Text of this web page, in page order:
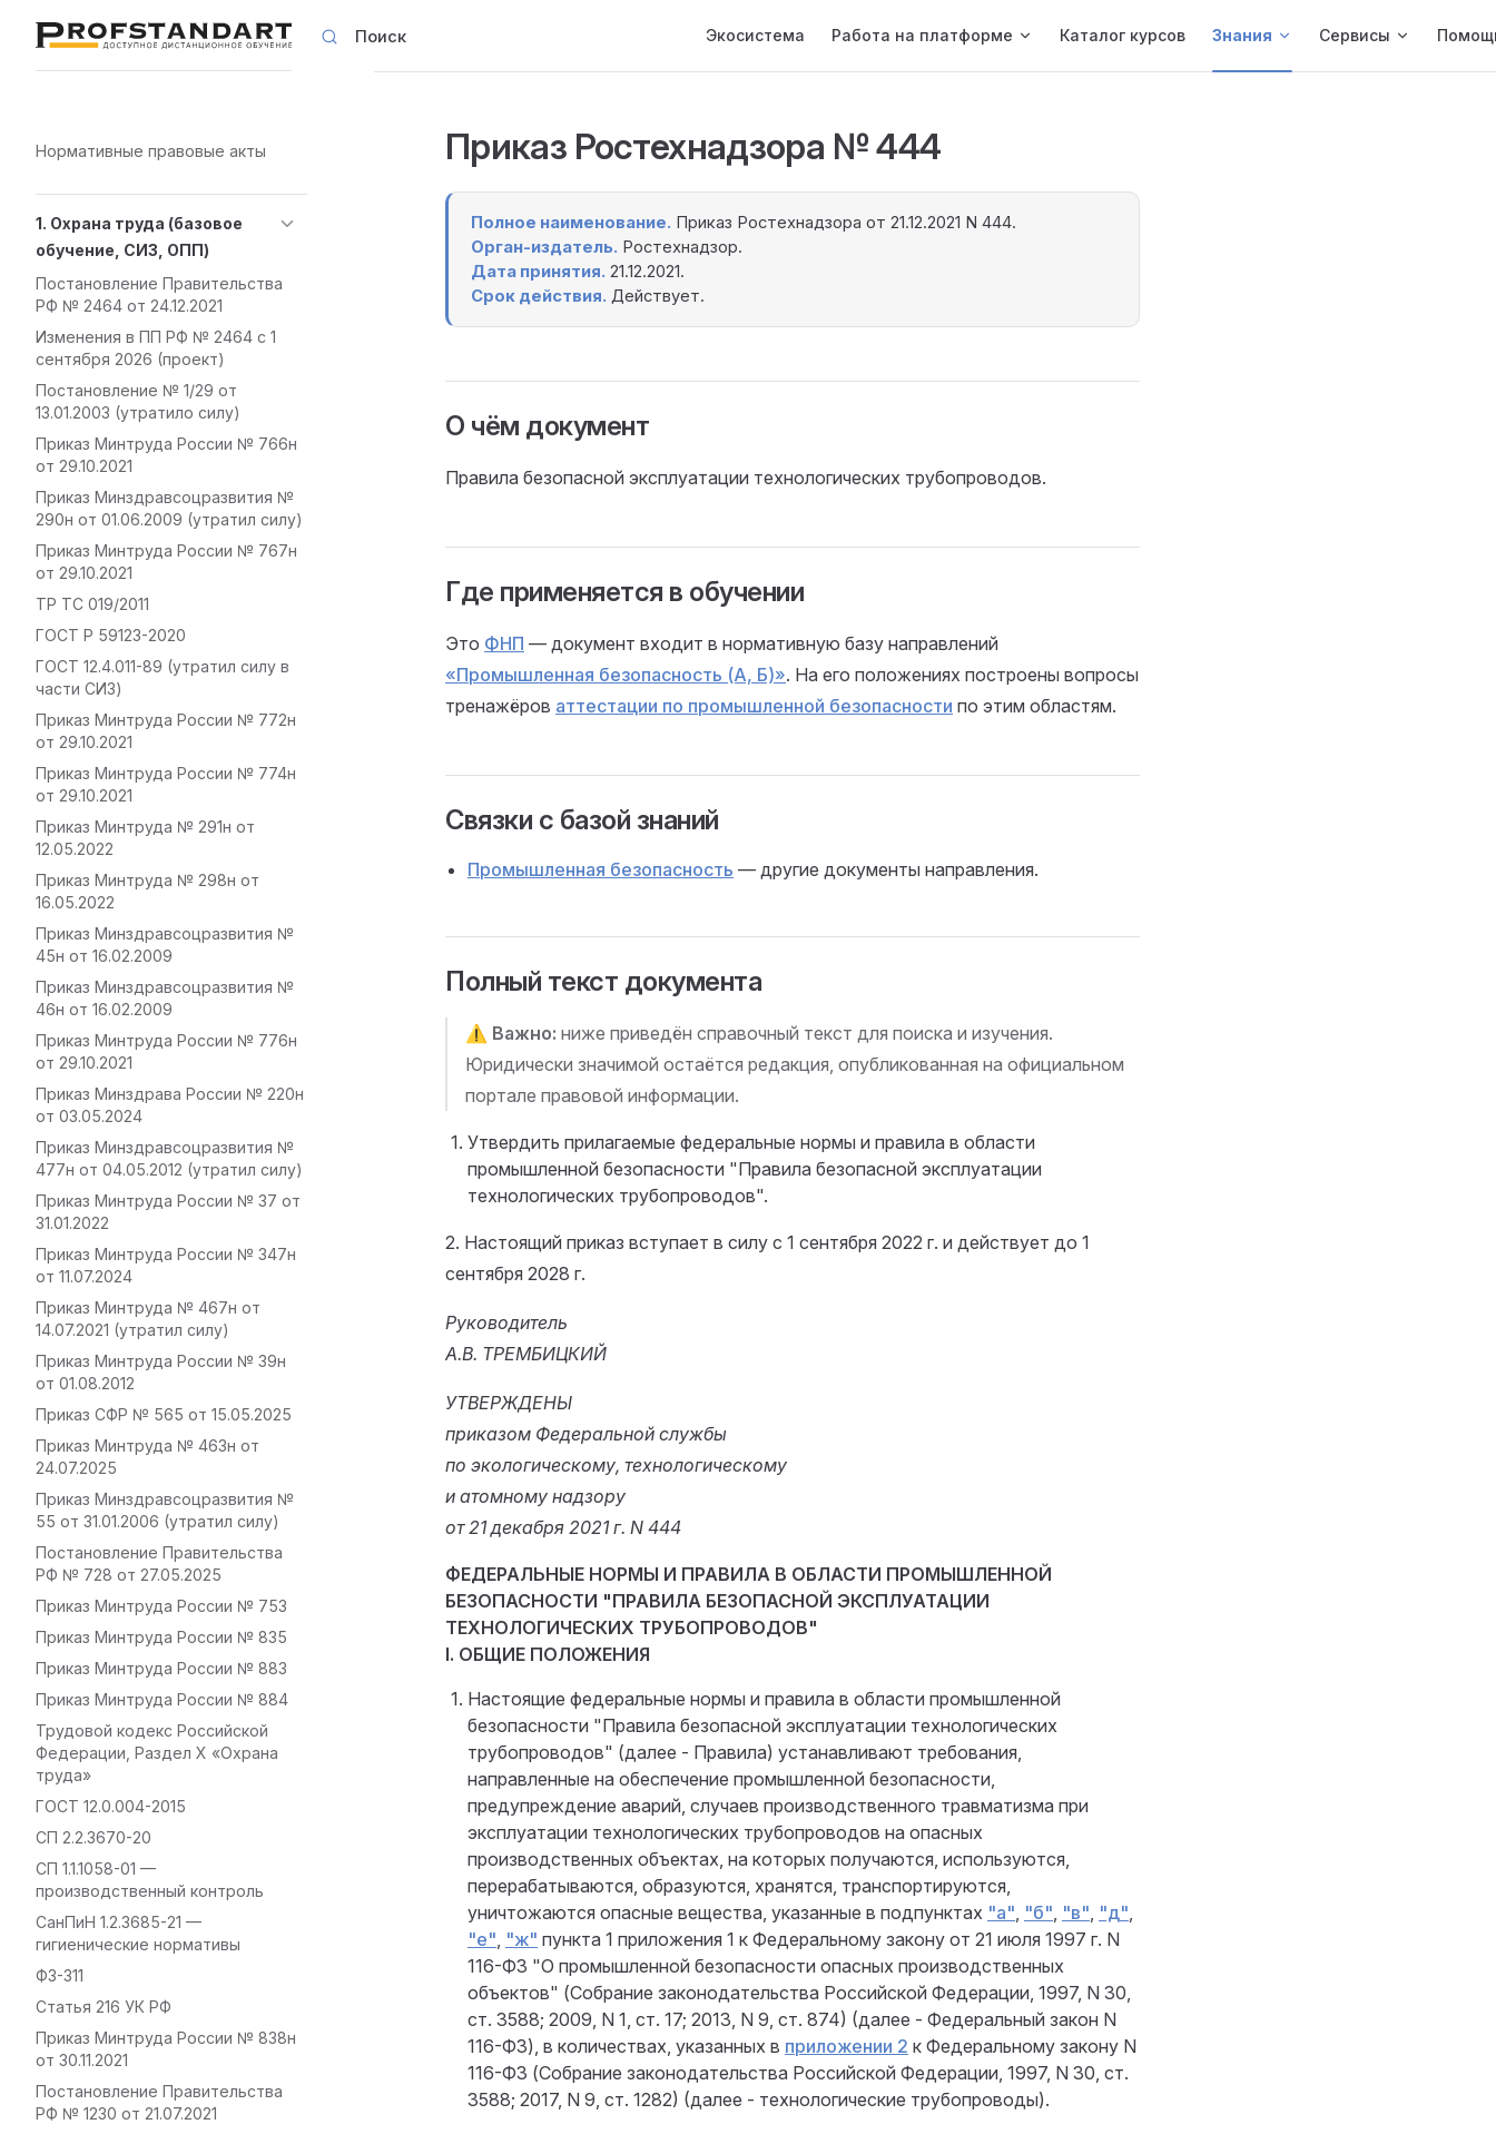
Skip to content Поиск Экосистема Работа на платформе Каталог курсов Знания Сервисы
Нормативные правовые акты
1. Охрана труда (базовое
обучение, СИЗ, ОПП)
Постановление Правительства
РФ № 2464 от 24.12.2021
Изменения в ПП РФ № 2464 с 1
сентября 2026 (проект)
Постановление № 1/29 от
13.01.2003 (утратило силу)
Приказ Минтруда России № 766н
от 29.10.2021
Приказ Минздравсоцразвития №
290н от 01.06.2009 (утратил силу)
Приказ Минтруда России № 767н
от 29.10.2021
ТР ТС 019/2011
ГОСТ Р 59123-2020
ГОСТ 12.4.011-89 (утратил силу в
части СИЗ)
Приказ Минтруда России № 772н
от 29.10.2021
Приказ Минтруда России № 774н
от 29.10.2021
Приказ Минтруда № 291н от
12.05.2022
Приказ Минтруда № 298н от
16.05.2022
Приказ Минздравсоцразвития №
45н от 16.02.2009
Приказ Минздравсоцразвития №
46н от 16.02.2009
Приказ Минтруда России № 776н
от 29.10.2021
Приказ Минздрава России № 220н
от 03.05.2024
Приказ Минздравсоцразвития №
477н от 04.05.2012 (утратил силу)
Приказ Минтруда России № 37 от
31.01.2022
Приказ Минтруда России № 347н
от 11.07.2024
Приказ Минтруда № 467н от
14.07.2021 (утратил силу)
Приказ Минтруда России № 39н
от 01.08.2012
Приказ СФР № 565 от 15.05.2025
Приказ Минтруда № 463н от
24.07.2025
Приказ Минздравсоцразвития №
55 от 31.01.2006 (утратил силу)
Постановление Правительства
РФ № 728 от 27.05.2025
Приказ Минтруда России № 753
Приказ Минтруда России № 835
Приказ Минтруда России № 883
Приказ Минтруда России № 884
Трудовой кодекс Российской
Федерации, Раздел X «Охрана
труда»
ГОСТ 12.0.004-2015
СП 2.2.3670-20
СП 1.1.1058-01 —
производственный контроль
СанПиН 1.2.3685-21 —
гигиенические нормативы
ФЗ-311
Статья 216 УК РФ
Приказ Минтруда России № 838н
от 30.11.2021
Постановление Правительства
РФ № 1230 от 21.07.2021
Приказ Ростехнадзора № 444
Полное наименование. Приказ Ростехнадзора от 21.12.2021 N 444.
Орган-издатель. Ростехнадзор.
Дата принятия. 21.12.2021.
Срок действия. Действует.
О чём документ
Правила безопасной эксплуатации технологических трубопроводов.
Где применяется в обучении
Это ФНП — документ входит в нормативную базу направлений
«Промышленная безопасность (А, Б)». На его положениях построены вопросы
тренажёров аттестации по промышленной безопасности по этим областям.
Связки с базой знаний
Промышленная безопасность — другие документы направления.
Полный текст документа
⚠️ Важно: ниже приведён справочный текст для поиска и изучения.
Юридически значимой остаётся редакция, опубликованная на официальном
портале правовой информации.
Утвердить прилагаемые федеральные нормы и правила в области
промышленной безопасности "Правила безопасной эксплуатации
технологических трубопроводов".
2. Настоящий приказ вступает в силу с 1 сентября 2022 г. и действует до 1
сентября 2028 г.
Руководитель
А.В. ТРЕМБИЦКИЙ
УТВЕРЖДЕНЫ
приказом Федеральной службы
по экологическому, технологическому
и атомному надзору
от 21 декабря 2021 г. N 444
ФЕДЕРАЛЬНЫЕ НОРМЫ И ПРАВИЛА В ОБЛАСТИ ПРОМЫШЛЕННОЙ
БЕЗОПАСНОСТИ "ПРАВИЛА БЕЗОПАСНОЙ ЭКСПЛУАТАЦИИ
ТЕХНОЛОГИЧЕСКИХ ТРУБОПРОВОДОВ"
I. ОБЩИЕ ПОЛОЖЕНИЯ
Настоящие федеральные нормы и правила в области промышленной
безопасности "Правила безопасной эксплуатации технологических
трубопроводов" (далее - Правила) устанавливают требования,
направленные на обеспечение промышленной безопасности,
предупреждение аварий, случаев производственного травматизма при
эксплуатации технологических трубопроводов на опасных
производственных объектах, на которых получаются, используются,
перерабатываются, образуются, хранятся, транспортируются,
уничтожаются опасные вещества, указанные в подпунктах "а", "б", "в", "д",
"е", "ж" пункта 1 приложения 1 к Федеральному закону от 21 июля 1997 г. N
116-ФЗ "О промышленной безопасности опасных производственных
объектов" (Собрание законодательства Российской Федерации, 1997, N 30,
ст. 3588; 2009, N 1, ст. 17; 2013, N 9, ст. 874) (далее - Федеральный закон N
116-ФЗ), в количествах, указанных в приложении 2 к Федеральному закону N
116-ФЗ (Собрание законодательства Российской Федерации, 1997, N 30, ст.
3588; 2017, N 9, ст. 1282) (далее - технологические трубопроводы).